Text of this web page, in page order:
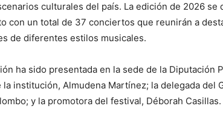
culturales del país. La edición de 2026 se
con un total de 37 conciertos que reunirán a
de diferentes estilos musicales.
ha sido presentada en la sede de la Diputación
la institución, Almudena Martínez; la delegada del
; y la promotora del festival, Déborah Casillas.